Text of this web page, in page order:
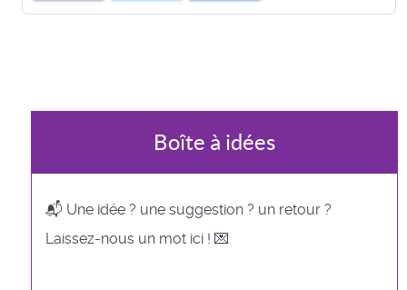
Boîte à idées
📬 Une idée ? une suggestion ? un retour ?
Laissez-nous un mot ici ! 💌